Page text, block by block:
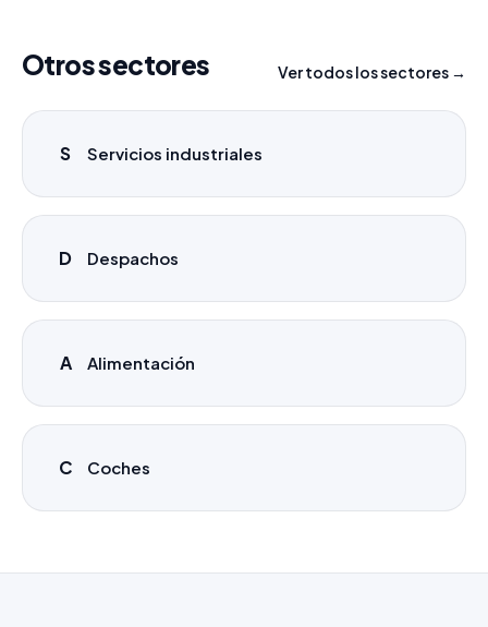
Otros sectores Ver todos los sectores →
S Servicios industriales
D Despachos
A Alimentación
C Coches